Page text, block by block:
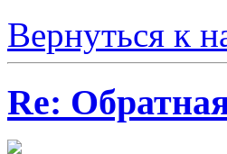
Вернуться к
Re: